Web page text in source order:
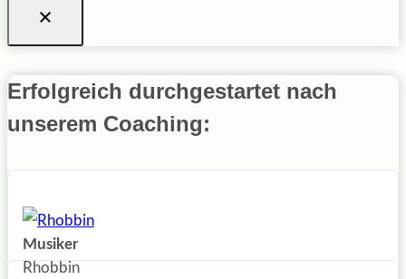
Erfolgreich durchgestartet nach
unserem Coaching:
Musiker
Rhobbin